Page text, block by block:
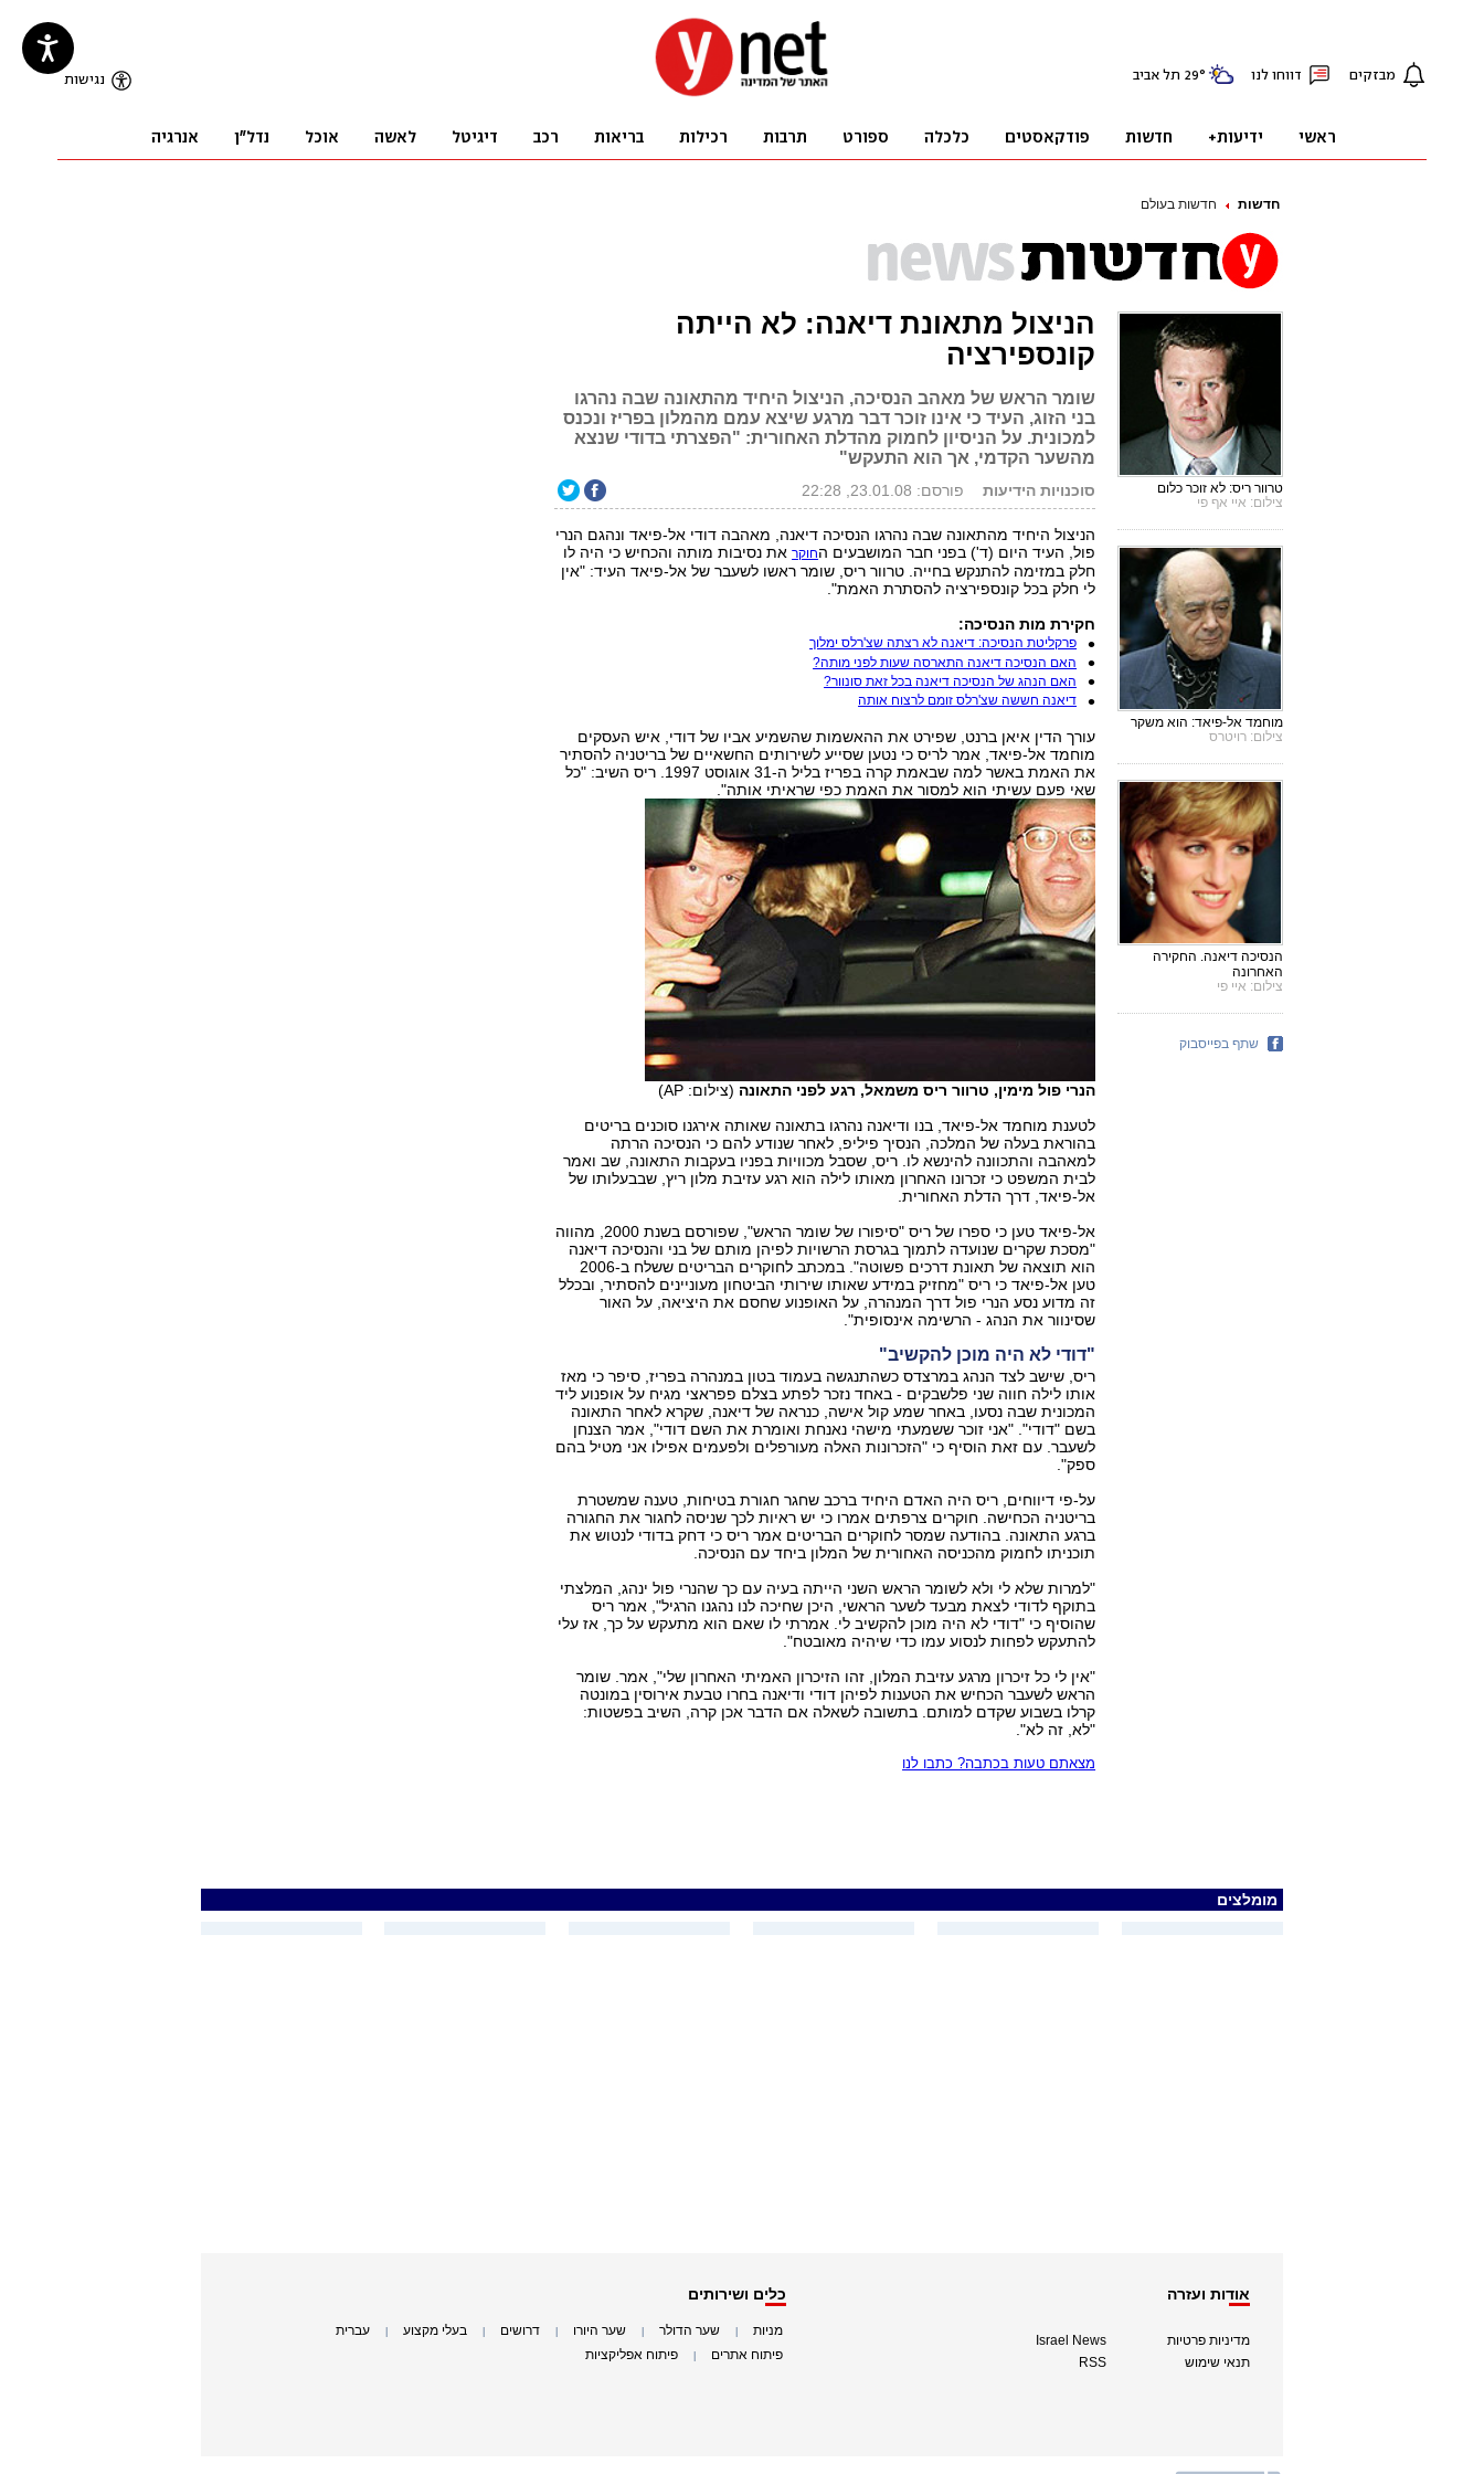
חדשות חדשות בעולם
הניצול מתאונת דיאנה: לא הייתה
קונספירציה
שומר הראש של מאהב הנסיכה, הניצול היחיד מהתאונה שבה נהרגו
בני הזוג, העיד כי אינו זוכר דבר מרגע שיצא עמם מהמלון בפריז ונכנס
למכונית. על הניסיון לחמוק מהדלת האחורית: "הפצרתי בדודי שנצא
מהשער הקדמי, אך הוא התעקש"
סוכנויות הידיעות פורסם: 23.01.08, 22:28
הניצול היחיד מהתאונה שבה נהרגו הנסיכה דיאנה, מאהבה דודי אל-פיאד ונהגם הנרי
פול, העיד היום (ד') בפני חבר המושבעים החוקראת נסיבות מותה והכחיש כי היה לו
חלק במזימה להתנקש בחייה. טרוור ריס, שומר ראשו לשעבר של אל-פיאד העיד: "אין
לי חלק בכל קונספירציה להסתרת האמת".
חקירת מות הנסיכה:
פרקליטת הנסיכה: דיאנה לא רצתה שצ'רלס ימלוך
האם הנסיכה דיאנה התארסה שעות לפני מותה?
האם הנהג של הנסיכה דיאנה בכל זאת סונוור?
דיאנה חששה שצ'רלס זומם לרצוח אותה
עורך הדין איאן ברנט, שפירט את ההאשמות שהשמיע אביו של דודי, איש העסקים
מוחמד אל-פיאד, אמר לריס כי נטען שסייע לשירותים החשאיים של בריטניה להסתיר
את האמת באשר למה שבאמת קרה בפריז בליל ה-31 אוגוסט 1997. ריס השיב: "כל
שאי פעם עשיתי הוא למסור את האמת כפי שראיתי אותה".
הנרי פול מימין, טרוור ריס משמאל, רגע לפני התאונה (צילום: AP)
לטענת מוחמד אל-פיאד, בנו ודיאנה נהרגו בתאונה שאותה אירגנו סוכנים בריטים
בהוראת בעלה של המלכה, הנסיך פיליפ, לאחר שנודע להם כי הנסיכה הרתה
למאהבה והתכוונה להינשא לו. ריס, שסבל מכוויות בפניו בעקבות התאונה, שב ואמר
לבית המשפט כי זכרונו האחרון מאותו לילה הוא רגע עזיבת מלון ריץ, שבבעלותו של
אל-פיאד, דרך הדלת האחורית.
אל-פיאד טען כי ספרו של ריס "סיפורו של שומר הראש", שפורסם בשנת 2000, מהווה
"מסכת שקרים שנועדה לתמוך בגרסת הרשויות לפיהן מותם של בני והנסיכה דיאנה
הוא תוצאה של תאונת דרכים פשוטה". במכתב לחוקרים הבריטים ששלח ב-2006
טען אל-פיאד כי ריס "מחזיק במידע שאותו שירותי הביטחון מעוניינים להסתיר, ובכלל
זה מדוע נסע הנרי פול דרך המנהרה, על האופנוע שחסם את היציאה, על האור
שסינוור את הנהג - הרשימה אינסופית".
"דודי לא היה מוכן להקשיב"
ריס, שישב לצד הנהג במרצדס כשהתנגשה בעמוד בטון במנהרה בפריז, סיפר כי מאז
אותו לילה חווה שני פלשבקים - באחד נזכר לפתע בצלם פפראצי מגיח על אופנוע ליד
המכונית שבה נסעו, באחר שמע קול אישה, כנראה של דיאנה, שקרא לאחר התאונה
בשם "דודי". "אני זוכר ששמעתי מישהי נאנחת ואומרת את השם דודי", אמר הצנחן
לשעבר. עם זאת הוסיף כי "הזכרונות האלה מעורפלים ולפעמים אפילו אני מטיל בהם
ספק".
על-פי דיווחים, ריס היה האדם היחיד ברכב שחגר חגורת בטיחות, טענה שמשטרת
בריטניה הכחישה. חוקרים צרפתים אמרו כי יש ראיות לכך שניסה לחגור את החגורה
ברגע התאונה. בהודעה שמסר לחוקרים הבריטים אמר ריס כי דחק בדודי לנטוש את
תוכניתו לחמוק מהכניסה האחורית של המלון ביחד עם הנסיכה.
"למרות שלא לי ולא לשומר הראש השני הייתה בעיה עם כך שהנרי פול ינהג, המלצתי
בתוקף לדודי לצאת מבעד לשער הראשי, היכן שחיכה לנו נהגנו הרגיל", אמר ריס
שהוסיף כי "דודי לא היה מוכן להקשיב לי. אמרתי לו שאם הוא מתעקש על כך, אז עלי
להתעקש לפחות לנסוע עמו כדי שיהיה מאובטח".
"אין לי כל זיכרון מרגע עזיבת המלון, זהו הזיכרון האמיתי האחרון שלי", אמר. שומר
הראש לשעבר הכחיש את הטענות לפיהן דודי ודיאנה בחרו טבעת אירוסין במונטה
קרלו בשבוע שקדם למותם. בתשובה לשאלה אם הדבר אכן קרה, השיב בפשטות:
"לא, זה לא".
מצאתם טעות בכתבה? כתבו לנו
טרוור ריס: לא זוכר כלום
צילום: איי אף פי
מוחמד אל-פיאד: הוא משקר
צילום: רויטרס
הנסיכה דיאנה. החקירה
האחרונה
צילום: איי פי
שתף בפייסבוק
מומלצים
אודות ועזרה
מדיניות פרטיות
תנאי שימוש
Israel News
RSS
כלים ושירותים
מניות שער הדולר שער היורו דרושים בעלי מקצוע עברית
פיתוח אתרים פיתוח אפליקציות